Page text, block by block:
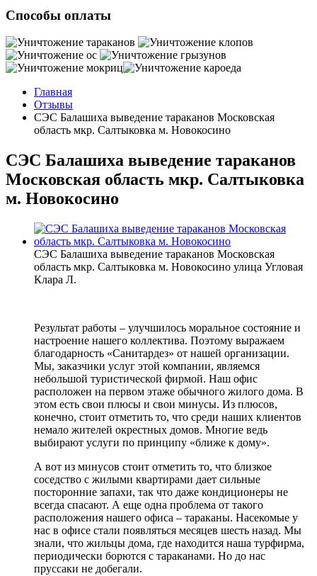
Способы оплаты
Главная
Отзывы
СЭС Балашиха выведение тараканов Московская
область мкр. Салтыковка м. Новокосино
СЭС Балашиха выведение тараканов
Московская область мкр. Салтыковка
м. Новокосино
СЭС Балашиха выведение тараканов Московская
область мкр. Салтыковка м. Новокосино улица Угловая
Клара Л.
Результат работы – улучшилось моральное состояние и
настроение нашего коллектива. Поэтому выражаем
благодарность «Санитардез» от нашей организации.
Мы, заказчики услуг этой компании, являемся
небольшой туристической фирмой. Наш офис
расположен на первом этаже обычного жилого дома. В
этом есть свои плюсы и свои минусы. Из плюсов,
конечно, стоит отметить то, что среди наших клиентов
немало жителей окрестных домов. Многие ведь
выбирают услуги по принципу «ближе к дому».
А вот из минусов стоит отметить то, что близкое
соседство с жилыми квартирами дает сильные
посторонние запахи, так что даже кондиционеры не
всегда спасают. А еще одна проблема от такого
расположения нашего офиса – тараканы. Насекомые у
нас в офисе стали появляться месяцев шесть назад. Мы
знали, что жильцы дома, где находится наша турфирма,
периодически борются с тараканами. Но до нас
пруссаки не добегали.